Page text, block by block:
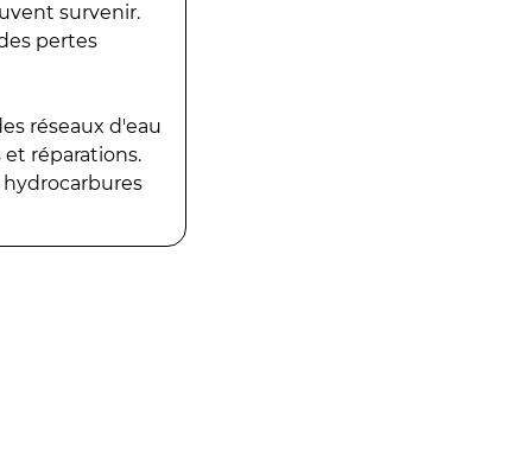
survenir.
pertes
réseaux d'eau
réparations.